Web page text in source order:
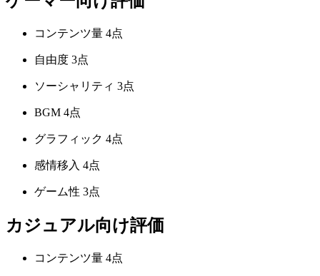
コンテンツ量 4点
自由度 3点
ソーシャリティ 3点
BGM 4点
グラフィック 4点
感情移入 4点
ゲーム性 3点
カジュアル向け評価
コンテンツ量 4点